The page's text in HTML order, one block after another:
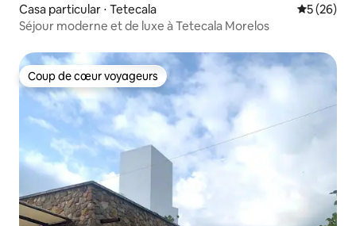
Casa particular ⋅ Tetecala
5 (26)
Séjour moderne et de luxe à Tetecala Morelos
Coup de cœur voyageurs
Coup de cœur voyageurs